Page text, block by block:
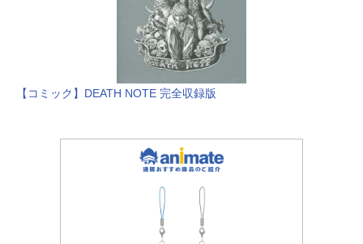
【コミック】DEATH NOTE 完全収録版